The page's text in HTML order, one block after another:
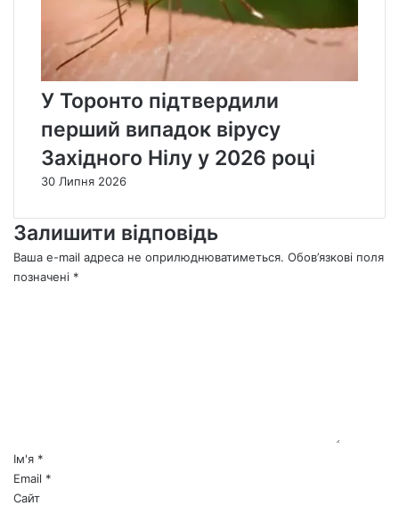
У Торонто підтвердили
перший випадок вірусу
Західного Нілу у 2026 році
30 Липня 2026
Залишити відповідь
Ваша e-mail адреса не оприлюднюватиметься. Обов’язкові поля
позначені *
*Ім'я *
Email *
Сайт